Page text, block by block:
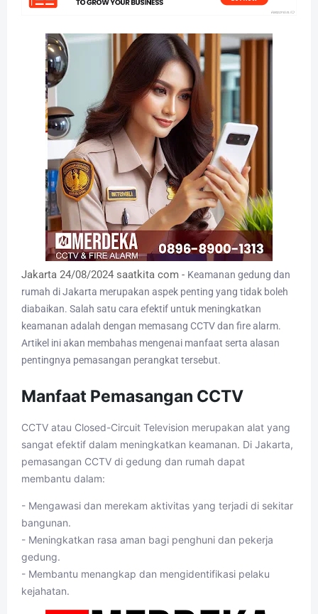
Jakarta 24/08/2024 saatkita com - Keamanan gedung dan
rumah di Jakarta merupakan aspek penting yang tidak boleh
diabaikan. Salah satu cara efektif untuk meningkatkan
keamanan adalah dengan memasang CCTV dan fire alarm.
Artikel ini akan membahas mengenai manfaat serta alasan
pentingnya pemasangan perangkat tersebut.
Manfaat Pemasangan CCTV
CCTV atau Closed-Circuit Television merupakan alat yang
sangat efektif dalam meningkatkan keamanan. Di Jakarta,
pemasangan CCTV di gedung dan rumah dapat
membantu dalam:
- Mengawasi dan merekam aktivitas yang terjadi di sekitar
bangunan.
- Meningkatkan rasa aman bagi penghuni dan pekerja
gedung.
- Membantu menangkap dan mengidentifikasi pelaku
kejahatan.